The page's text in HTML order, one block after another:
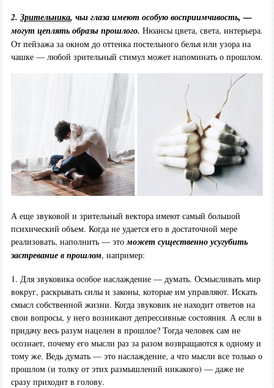
2. Зрительника, чьи глаза имеют особую восприимчивость, —
могут цеплять образы прошлого. Нюансы цвета, света, интерьера.
От пейзажа за окном до оттенка постельного белья или узора на
чашке — любой зрительный стимул может напоминать о прошлом.
А еще звуковой и зрительный вектора имеют самый большой
психический объем. Когда не удается его в достаточной мере
реализовать, наполнить — этоможет существенно усугубить
застревание в прошлом, например:
1. Для звуковика особое наслаждение — думать. Осмысливать мир
вокруг, раскрывать силы и законы, которые им управляют. Искать
смысл собственной жизни. Когда звуковик не находит ответов на
свои вопросы, у него возникают депрессивные состояния. А если в
придачу весь разум нацелен в прошлое? Тогда человек сам не
осознает, почему его мысли раз за разом возвращаются к одному и
тому же. Ведь думать — это наслаждение, а что мысли все только о
прошлом (и толку от этих размышлений никакого) — даже не
сразу приходит в голову.